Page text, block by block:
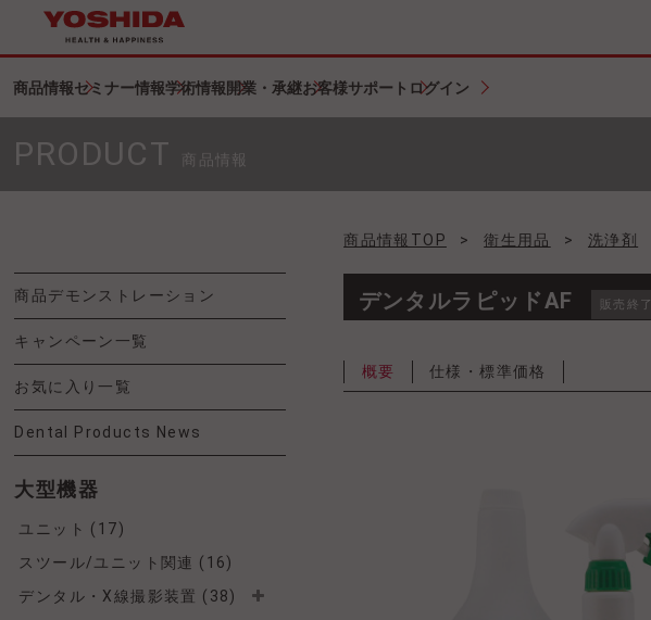
商品情報セミナー情報学術情報開業・承継お客様サポート ログイン
PRODUCT 商品情報
商品デモンストレーション
キャンペーン一覧
お気に入り一覧
Dental Products News
大型機器
ユニット (17)
スツール/ユニット関連 (16)
デンタル・X線撮影装置 (38)
商品情報TOP > 衛生用品 > 洗浄剤
デンタルラピッドAF 販売終了
概要 仕様・標準価格